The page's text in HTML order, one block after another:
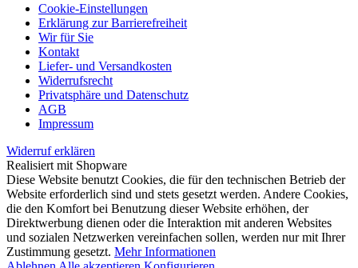
Cookie-Einstellungen
Erklärung zur Barrierefreiheit
Wir für Sie
Kontakt
Liefer- und Versandkosten
Widerrufsrecht
Privatsphäre und Datenschutz
AGB
Impressum
Widerruf erklären
Realisiert mit Shopware
Diese Website benutzt Cookies, die für den technischen Betrieb der
Website erforderlich sind und stets gesetzt werden. Andere Cookies,
die den Komfort bei Benutzung dieser Website erhöhen, der
Direktwerbung dienen oder die Interaktion mit anderen Websites
und sozialen Netzwerken vereinfachen sollen, werden nur mit Ihrer
Zustimmung gesetzt. Mehr Informationen